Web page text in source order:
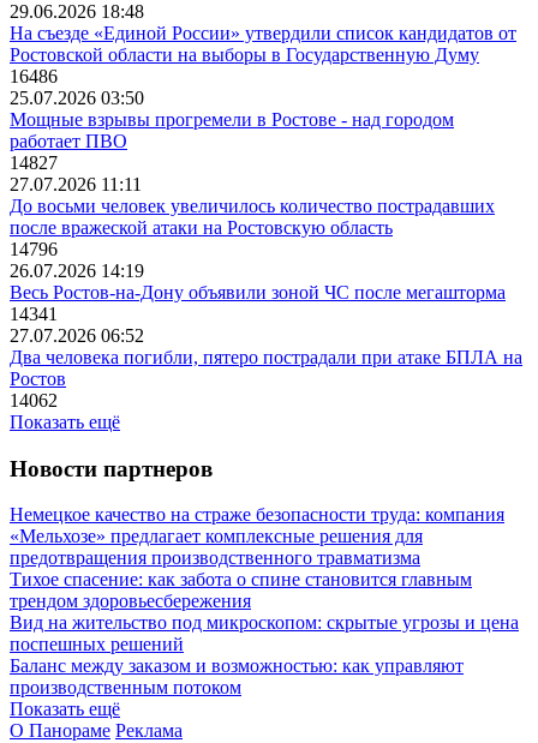
29.06.2026 18:48
На съезде «Единой России» утвердили список кандидатов от
Ростовской области на выборы в Государственную Думу
16486
25.07.2026 03:50
Мощные взрывы прогремели в Ростове - над городом
работает ПВО
14827
27.07.2026 11:11
До восьми человек увеличилось количество пострадавших
после вражеской атаки на Ростовскую область
14796
26.07.2026 14:19
Весь Ростов-на-Дону объявили зоной ЧС после мегашторма
14341
27.07.2026 06:52
Два человека погибли, пятеро пострадали при атаке БПЛА на
Ростов
14062
Показать ещё
Новости партнеров
Немецкое качество на страже безопасности труда: компания
«Мельхозе» предлагает комплексные решения для
предотвращения производственного травматизма
Тихое спасение: как забота о спине становится главным
трендом здоровьесбережения
Вид на жительство под микроскопом: скрытые угрозы и цена
поспешных решений
Баланс между заказом и возможностью: как управляют
производственным потоком
Показать ещё
О Панораме Реклама